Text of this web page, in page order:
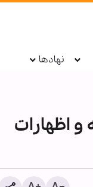
نهادها
اظهارات